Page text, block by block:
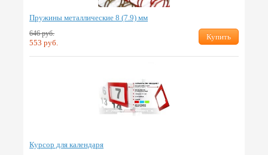
Пружины металлические 8 (7.9) мм
646 руб.
553 руб.
Купить
Курсор для календаря